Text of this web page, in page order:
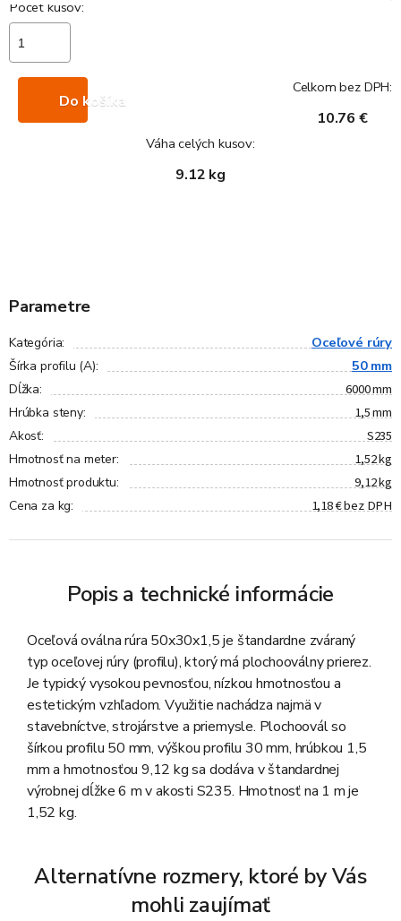
Do košíka
Váha celých kusov:
9.12 kg
Celkom bez DPH:
10.76 €
Parametre
Kategória: Oceľové rúry
Šírka profilu (A): 50 mm
Dĺžka: 6000 mm
Hrúbka steny: 1,5 mm
Akosť: S235
Hmotnosť na meter: 1,52 kg
Hmotnosť produktu: 9,12 kg
Cena za kg: 1,18 € bez DPH
Popis a technické informácie
Oceľová oválna rúra 50x30x1,5 je štandardne zváraný
typ oceľovej rúry (profilu), ktorý má plochooválny prierez.
Je typický vysokou pevnosťou, nízkou hmotnosťou a
estetickým vzhľadom. Využitie nachádza najmä v
stavebníctve, strojárstve a priemysle. Plochoovál so
šírkou profilu 50 mm, výškou profilu 30 mm, hrúbkou 1,5
mm a hmotnosťou 9,12 kg sa dodáva v štandardnej
výrobnej dĺžke 6 m v akosti S235. Hmotnosť na 1 m je
1,52 kg.
Alternatívne rozmery, ktoré by Vás
mohli zaujímať